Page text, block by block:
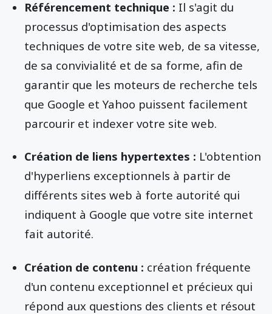
Référencement technique : Il s'agit du
processus d'optimisation des aspects
techniques de votre site web, de sa vitesse,
de sa convivialité et de sa forme, afin de
garantir que les moteurs de recherche tels
que Google et Yahoo puissent facilement
parcourir et indexer votre site web.
Création de liens hypertextes : L'obtention
d'hyperliens exceptionnels à partir de
différents sites web à forte autorité qui
indiquent à Google que votre site internet
fait autorité.
Création de contenu : création fréquente
d'un contenu exceptionnel et précieux qui
répond aux questions des clients et résout